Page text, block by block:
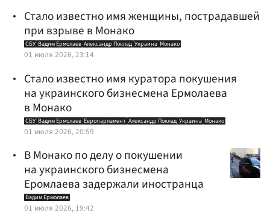
Стало известно имя женщины, пострадавшей
при взрыве в Монако
СБУ Вадим Ермолаев Александр Поклад Украина Монако
01 июля 2026, 23:14
Стало известно имя куратора покушения
на украинского бизнесмена Ермолаева
в Монако
СБУ Вадим Ермолаев Европарламент Александр Поклад Украина Монако
01 июля 2026, 20:59
В Монако по делу о покушении
на украинского бизнесмена
Еромлаева задержали иностранца
Вадим Ермолаев
01 июля 2026, 19:42